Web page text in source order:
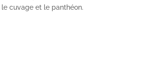
cuvage et le panthéon.